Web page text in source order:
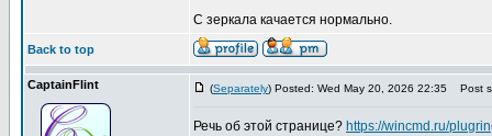
С зеркала качается нормально.
Back to top
CaptainFlint (Separately) Posted: Wed May 20, 2026 22:35 Post
Речь об этой странице? https://wincmd.ru/